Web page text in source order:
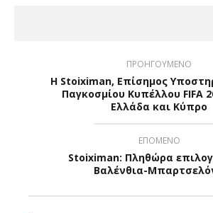
ΠΡΟΗΓΟΥΜΕΝΟ
Η Stoiximan, Επίσημος
Παγκοσμίου Κυπέλλου FIFA
Ελλάδα και Κύπρο
ΕΠΟΜΕΝΟ
Stoiximan: Πληθώρα
Βαλένθια-